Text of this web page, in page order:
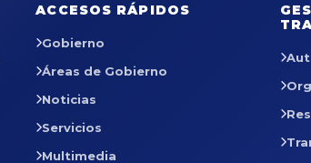
ACCESOS RÁPIDOS
Gobierno
Áreas de Gobierno
Noticias
Servicios
Multimedia